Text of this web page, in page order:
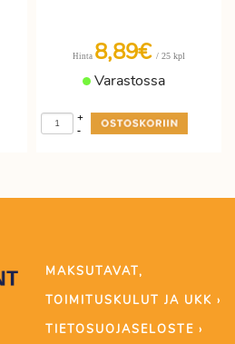
Hinta 8,89€ / 25 kpl
Varastossa
-
+
MAKSUTAVAT,
TOIMITUSKULUT JA UKK ›
TIETOSUOJASELOSTE ›